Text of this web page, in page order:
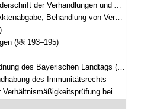
und Ausfertigung der Beschlüsse (§§ 181–187)
von Verschlusssachen (§§ 188–191)
(§§ 193–195)
Bayerischen Landtags (GeheimSchO)
des Immunitätsrechts
Regelungen im Anwendungsbereich der Richtlinie 2005/36/EG